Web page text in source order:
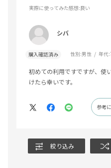
実際に使ってみた感想:良い
シバ
購入確認済み 性別:男性 年代:
初めての利用ですですが、使
けたら幸いです。
参考
絞り込み